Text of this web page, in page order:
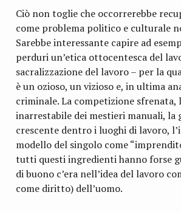
Ciò non toglie che occorrerebbe
come problema politico e culturale
Sarebbe interessante capire ad
perduri un’etica ottocentesca del
sacralizzazione del lavoro – per la
è un ozioso, un vizioso e, in ultima
criminale. La competizione sfrenata,
inarrestabile dei mestieri manuali, la
crescente dentro i luoghi di lavoro,
modello del singolo come
tutti questi ingredienti hanno forse
di buono c’era nell’idea del lavoro
come diritto) dell’uomo.